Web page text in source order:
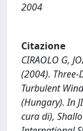
2004
Citazione
CIRAOLO G,
(2004).
Turbulent
(Hungary). In
cura di),